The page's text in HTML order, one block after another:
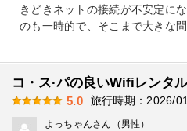
きどきネットの接続が不安定に
のも一時的で、そこまで大きな
コ・ス·パの良いWifiレンタル
5.0 旅行時期：2026/01
よっちゃんさん（男性）